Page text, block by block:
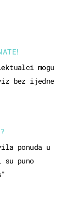
mogu
bez ijedne
ponuda u
su puno